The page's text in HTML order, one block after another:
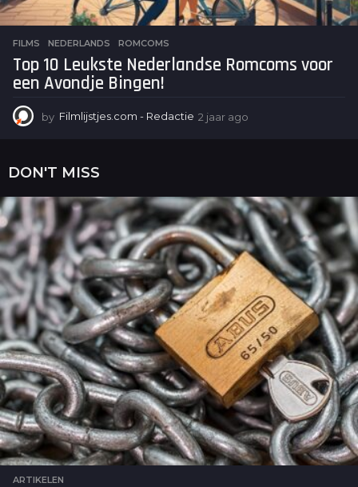
FILMS NEDERLANDS ,ROMCOMS
Top 10 Leukste Nederlandse Romcoms voor
een Avondje Bingen!
by Filmlijstjes.com - Redactie 2 jaar ago
g
o
DON'T MISS
ARTIKELEN